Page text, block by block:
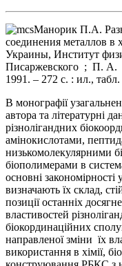
Манорик П.А.
соединения металлов
Украины, Институт
Писаржевского ; П. А.
1991. – 272 с. : ил., табл.
В монографії
автора та літературні
різнолігандних
амінокислотами,
низькомолекулярними
біополимерами в
основні
визначають їх склад,
позиції останніх
властивостей
біокординаційних
направленої зміни їх
використання в хімії,